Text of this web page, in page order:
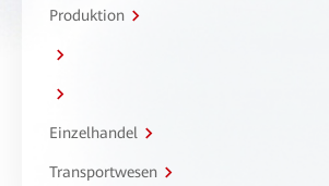
Produktion
Einzelhandel
Transportwesen